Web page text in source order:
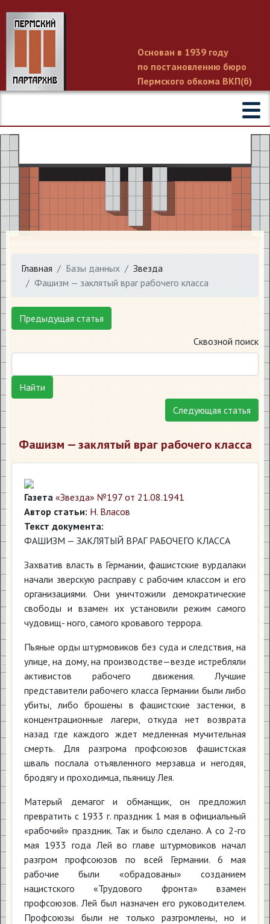
Основан в 1939 году
по постановлению бюро
Пермского обкома ВКП(б)
Главная Базы данных
Звезда
Фашизм — заклятый враг рабочего класса
Предыдущая статья
Сквозной поиск
Найти
Следующая статья
Фашизм — заклятый враг рабочего класса
Газета «Звезда» №197 от 21.08.1941
Автор статьи: Н. Власов
Текст документа:
ФАШИЗМ — ЗАКЛЯТЫЙ ВРАГ РАБОЧЕГО КЛАССА
Захватив власть в Германии, фашистские вурдалаки
начали зверскую расправу с рабочим классом и его
организациями. Они уничтожили демократические
свободы и взамен их установили режим самого
чудовищ- ного, самого кровавого террора.
Пьяные орды штурмовиков без суда и следствия, на
улице, на дому, на производстве—везде истребляли
активистов рабочего движения. Лучшие
представители рабочего класса Германии были либо
убиты, либо брошены в фашистские застенки, в
концентрационные лагери, откуда нет возврата
назад где каждого ждет медленная мучительная
смерть. Для разгрома профсоюзов фашистская
шваль послала отъявленного мерзавца и негодяя,
бродягу и проходимца, пьяницу Лея.
Матерый демагог и обманщик, он предложил
превратить с 1933 г. праздник 1 мая в официальный
«рабочий» праздник. Так и было сделано. А со 2-го
мая 1933 года Лей во главе штурмовиков начал
разгром профсоюзов по всей Германии. 6 мая
рабочие были «обрадованы» созданием
нацистского «Трудового фронта» взамен
профсоюзов. Лей был назначен его руководителем.
Профсоюзы были не только разгромлены, но и